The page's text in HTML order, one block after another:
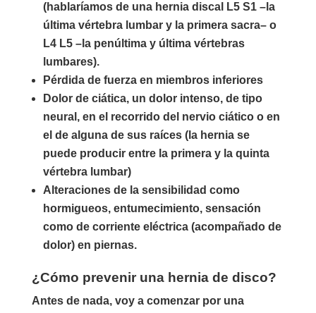
(hablaríamos de una hernia discal L5 S1 –la
última vértebra lumbar y la primera sacra– o
L4 L5 –la penúltima y última vértebras
lumbares).
Pérdida de fuerza en miembros inferiores
Dolor de ciática, un dolor intenso, de tipo
neural, en el recorrido del nervio ciático o en
el de alguna de sus raíces (la hernia se
puede producir entre la primera y la quinta
vértebra lumbar)
Alteraciones de la sensibilidad como
hormigueos, entumecimiento, sensación
como de corriente eléctrica (acompañado de
dolor) en piernas.
¿Cómo prevenir una hernia de disco?
Antes de nada, voy a comenzar por una